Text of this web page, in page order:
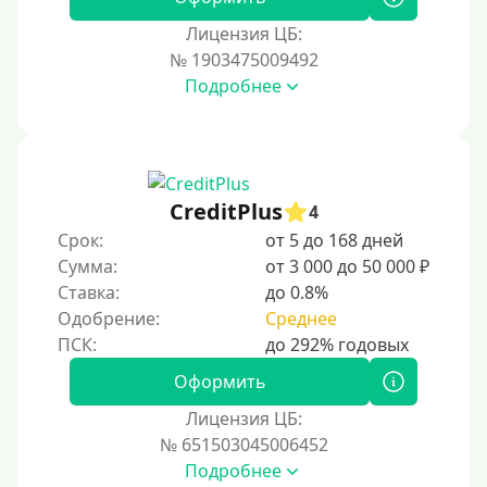
На карту с нулевым балансом
На дебетовую карту
На кредитную карту
На виртуальную карту
На неименную карту
На именную карту
На зарплатную карту
На чужую карту без отказа
Лицензия ЦБ:
№ 1903475009492
Подробнее
CreditPlus
4
Срок:
от 5 до 168 дней
Сумма:
от 3 000 до 50 000 ₽
Ставка:
до 0.8%
Одобрение:
Среднее
Оформить
Лицензия ЦБ:
№ 651503045006452
Подробнее